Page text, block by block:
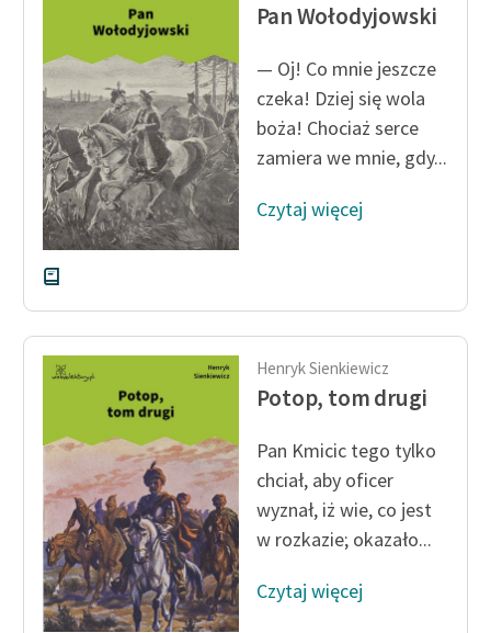
O projekcie
Zespół
Zasady wykorzystania
Wolnych Lektur
Logotypy
Materiały promocyjne
Polityka prywatności
Regulamin biblioteki
Dane fundacji i
sprawozdania finansowe
Regulamin darowizn
Informacja o treściach
wrażliwych
Deklaracja dostępności
Pan Wołodyjowski
— Oj! Co mnie jeszcze
czeka! Dziej się wola
boża! Chociaż serce
zamiera we mnie, gdy...
Czytaj więcej
Henryk Sienkiewicz
Potop, tom drugi
Pan Kmicic tego tylko
chciał, aby oficer
wyznał, iż wie, co jest
w rozkazie; okazało...
Czytaj więcej